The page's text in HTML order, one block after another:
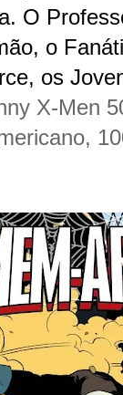
O
o
os
X-Men